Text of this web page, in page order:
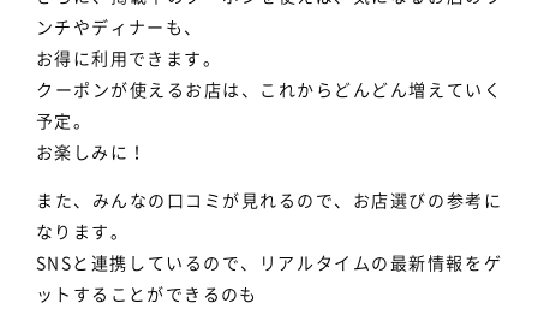
ンチやディナーも、
お得に利用できます。
クーポンが使えるお店は、これからどんどん増えていく
予定。
お楽しみに！
また、みんなの口コミが見れるので、お店選びの参考に
なります。
SNSと連携しているので、リアルタイムの最新情報をゲ
ットすることができるのも